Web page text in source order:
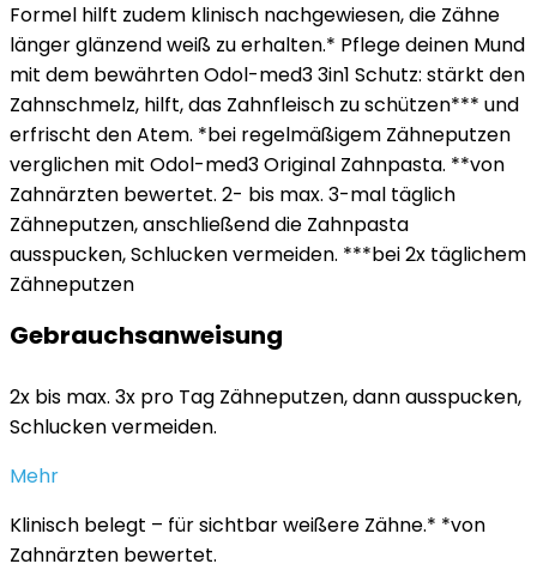
Formel hilft zudem klinisch nachgewiesen, die Zähne
länger glänzend weiß zu erhalten.* Pflege deinen Mund
mit dem bewährten Odol-med3 3in1 Schutz: stärkt den
Zahnschmelz, hilft, das Zahnfleisch zu schützen*** und
erfrischt den Atem. *bei regelmäßigem Zähneputzen
verglichen mit Odol-med3 Original Zahnpasta. **von
Zahnärzten bewertet. 2- bis max. 3-mal täglich
Zähneputzen, anschließend die Zahnpasta
ausspucken, Schlucken vermeiden. ***bei 2x täglichem
Zähneputzen
Gebrauchsanweisung
2x bis max. 3x pro Tag Zähneputzen, dann ausspucken,
Schlucken vermeiden.
Mehr
Klinisch belegt – für sichtbar weißere Zähne.* *von
Zahnärzten bewertet.